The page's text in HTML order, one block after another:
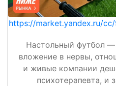
https://market.yandex.ru/cc/
Настольный футбол —
вложение в нервы,
и живые компании
психотерапевта, и